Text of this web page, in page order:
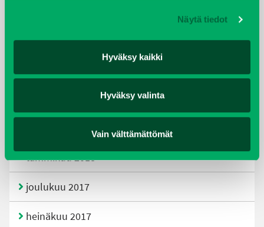
Näytä tiedot
Hyväksy kaikki
Hyväksy valinta
Vain välttämättömät
joulukuu 2019
tammikuu 2018
joulukuu 2017
heinäkuu 2017